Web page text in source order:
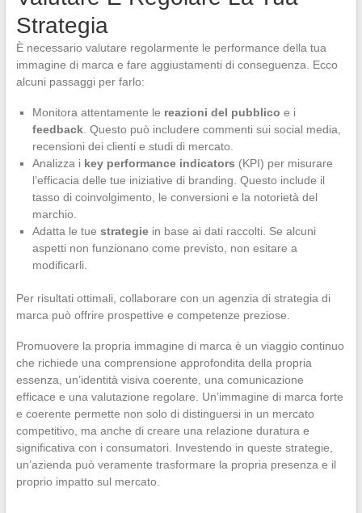
Strategia
È necessario valutare regolarmente le performance della tua
immagine di marca e fare aggiustamenti di conseguenza. Ecco
alcuni passaggi per farlo:
Monitora attentamente le reazioni del pubblico e i
feedback. Questo può includere commenti sui social media,
recensioni dei clienti e studi di mercato.
Analizza i key performance indicators (KPI) per misurare
l’efficacia delle tue iniziative di branding. Questo include il
tasso di coinvolgimento, le conversioni e la notorietà del
marchio.
Adatta le tue strategiein base ai dati raccolti. Se alcuni
aspetti non funzionano come previsto, non esitare a
modificarli.
Per risultati ottimali, collaborare con un agenzia di strategia di
marca può offrire prospettive e competenze preziose.
Promuovere la propria immagine di marca è un viaggio continuo
che richiede una comprensione approfondita della propria
essenza, un’identità visiva coerente, una comunicazione
efficace e una valutazione regolare. Un’immagine di marca forte
e coerente permette non solo di distinguersi in un mercato
competitivo, ma anche di creare una relazione duratura e
significativa con i consumatori. Investendo in queste strategie,
un’azienda può veramente trasformare la propria presenza e il
proprio impatto sul mercato.